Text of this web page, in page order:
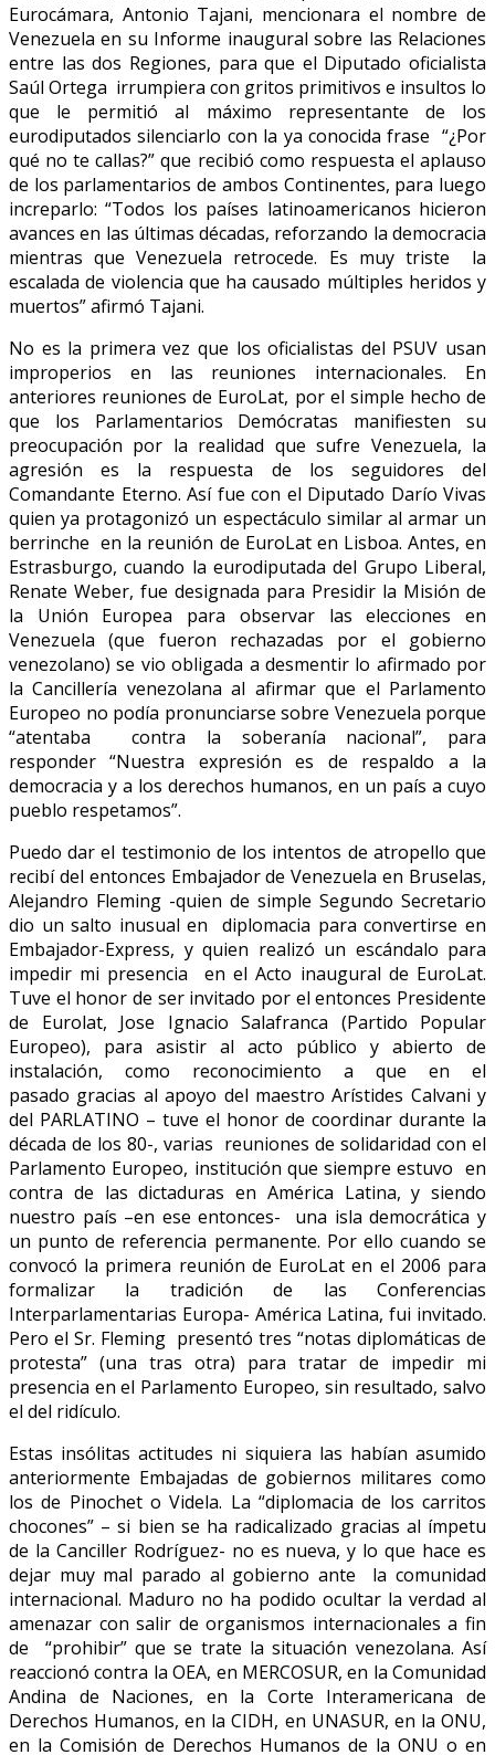
Eurocámara, Antonio Tajani, mencionara el nombre de
Venezuela en su Informe inaugural sobre las Relaciones
entre las dos Regiones, para que el Diputado oficialista
Saúl Ortega irrumpiera con gritos primitivos e insultos lo
que le permitió al máximo representante de los
eurodiputados silenciarlo con la ya conocida frase “¿Por
qué no te callas?” que recibió como respuesta el aplauso
de los parlamentarios de ambos Continentes, para luego
increparlo: “Todos los países latinoamericanos hicieron
avances en las últimas décadas, reforzando la democracia
mientras que Venezuela retrocede. Es muy triste la
escalada de violencia que ha causado múltiples heridos y
muertos” afirmó Tajani.
No es la primera vez que los oficialistas del PSUV usan
improperios en las reuniones internacionales. En
anteriores reuniones de EuroLat, por el simple hecho de
que los Parlamentarios Demócratas manifiesten su
preocupación por la realidad que sufre Venezuela, la
agresión es la respuesta de los seguidores del
Comandante Eterno. Así fue con el Diputado Darío Vivas
quien ya protagonizó un espectáculo similar al armar un
berrinche en la reunión de EuroLat en Lisboa. Antes, en
Estrasburgo, cuando la eurodiputada del Grupo Liberal,
Renate Weber, fue designada para Presidir la Misión de
la Unión Europea para observar las elecciones en
Venezuela (que fueron rechazadas por el gobierno
venezolano) se vio obligada a desmentir lo afirmado por
la Cancillería venezolana al afirmar que el Parlamento
Europeo no podía pronunciarse sobre Venezuela porque
“atentaba contra la soberanía nacional”, para
responder “Nuestra expresión es de respaldo a la
democracia y a los derechos humanos, en un país a cuyo
pueblo respetamos”.
Puedo dar el testimonio de los intentos de atropello que
recibí del entonces Embajador de Venezuela en Bruselas,
Alejandro Fleming -quien de simple Segundo Secretario
dio un salto inusual en diplomacia para convertirse en
Embajador-Express, y quien realizó un escándalo para
impedir mi presencia en el Acto inaugural de EuroLat.
Tuve el honor de ser invitado por el entonces Presidente
de Eurolat, Jose Ignacio Salafranca (Partido Popular
Europeo), para asistir al acto público y abierto de
instalación, como reconocimiento a que en el
pasado gracias al apoyo del maestro Arístides Calvani y
del PARLATINO – tuve el honor de coordinar durante la
década de los 80-, varias reuniones de solidaridad con el
Parlamento Europeo, institución que siempre estuvo en
contra de las dictaduras en América Latina, y siendo
nuestro país –en ese entonces- una isla democrática y
un punto de referencia permanente. Por ello cuando se
convocó la primera reunión de EuroLat en el 2006 para
formalizar la tradición de las Conferencias
Interparlamentarias Europa- América Latina, fui invitado.
Pero el Sr. Fleming presentó tres “notas diplomáticas de
protesta” (una tras otra) para tratar de impedir mi
presencia en el Parlamento Europeo, sin resultado, salvo
el del ridículo.
Estas insólitas actitudes ni siquiera las habían asumido
anteriormente Embajadas de gobiernos militares como
los de Pinochet o Videla. La “diplomacia de los carritos
chocones” – si bien se ha radicalizado gracias al ímpetu
de la Canciller Rodríguez- no es nueva, y lo que hace es
dejar muy mal parado al gobierno ante la comunidad
internacional. Maduro no ha podido ocultar la verdad al
amenazar con salir de organismos internacionales a fin
de “prohibir” que se trate la situación venezolana. Así
reaccionó contra la OEA, en MERCOSUR, en la Comunidad
Andina de Naciones, en la Corte Interamericana de
Derechos Humanos, en la CIDH, en UNASUR, en la ONU,
en la Comisión de Derechos Humanos de la ONU o en